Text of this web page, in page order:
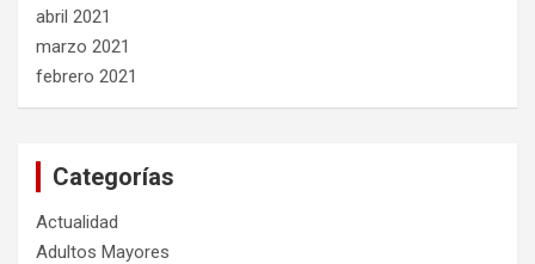
abril 2021
marzo 2021
febrero 2021
Categorías
Actualidad
Adultos Mayores